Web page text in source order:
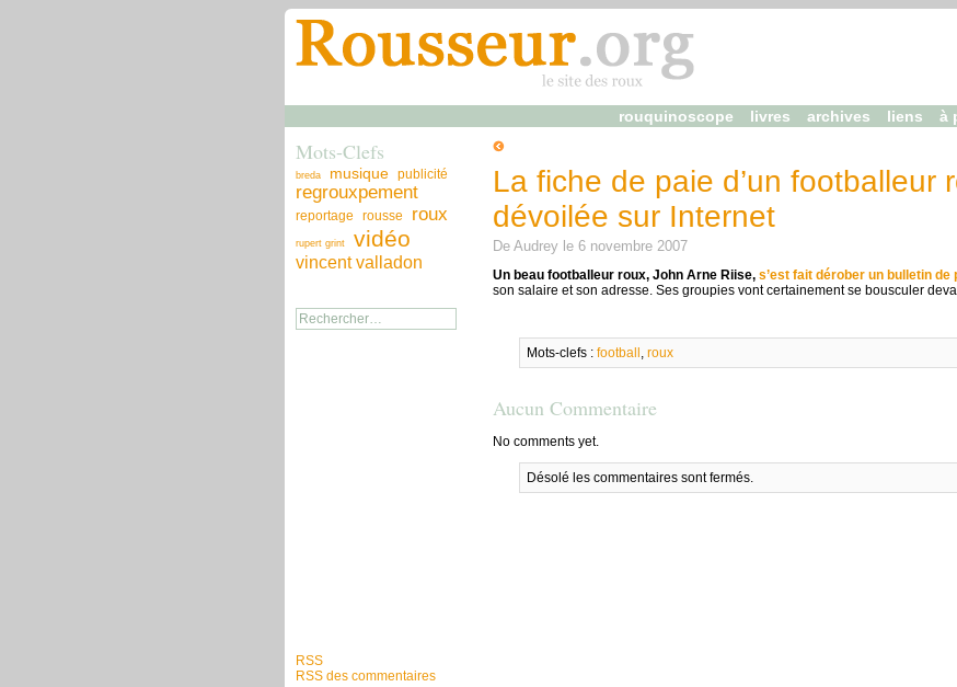
rouquinoscope livres archives liens à
Mots-Clefs
breda musique publicité
regrouxpement
reportage rousse roux
rupert grint vidéo
vincent valladon
RSS
RSS des commentaires
La fiche de paie d’un footballeur
dévoilée sur Internet
De Audreyle 6 novembre 2007
Un beau footballeur roux, John Arne Riise, s’est fait dérober un bulletin de
son salaire et son adresse. Ses groupies vont certainement se bousculer
Mots-clefs : football roux
Aucun Commentaire
No comments yet.
Désolé les commentaires sont fermés.